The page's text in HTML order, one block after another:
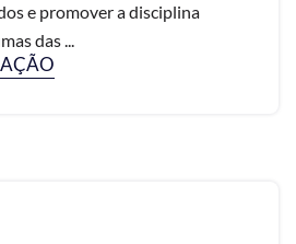
e promover a disciplina
das ...